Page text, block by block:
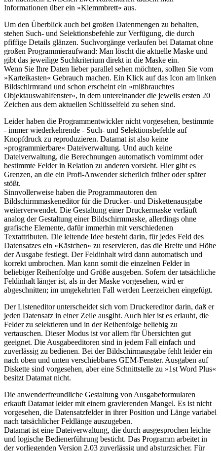
Informationen über ein »Klemmbrett« aus.
Um den Überblick auch bei großen Datenmengen zu behalten,
stehen Such- und Selektionsbefehle zur Verfügung, die durch
pfiffige Details glänzen. Suchvorgänge verlaufen bei Datamat ohne
großen Programmieraufwand: Man löscht die aktuelle Maske und
gibt das jeweilige Suchkriterium direkt in die Maske ein.
Wenn Sie Ihre Daten lieber parallel sehen möchten, sollten Sie vom
»Karteikasten« Gebrauch machen. Ein Klick auf das Icon am linken
Bildschirmrand und schon erscheint ein »mißbrauchtes
Objektauswahlfenster«, in dem untereinander die jeweils ersten 20
Zeichen aus dem aktuellen Schlüsselfeld zu sehen sind.
Leider haben die Programmentwickler nicht vorgesehen, bestimmte
- immer wiederkehrende - Such- und Selektionsbefehle auf
Knopfdruck zu reproduzieren. Datamat ist also keine
»programmierbare« Dateiverwaltung. Und auch keine
Dateiverwaltung, die Berechnungen automatisch vornimmt oder
bestimmte Felder in Relation zu anderen vorsieht. Hier gibt es
Grenzen, an die ein Profi-Anwender sicherlich früher oder später
stößt.
Sinnvollerweise haben die Programmautoren den
Bildschirmmaskeneditor für die Drucker- und Diskettenausgabe
weiterverwendet. Die Gestaltung einer Druckermaske verläuft
analog der Gestaltung einer Bildschirmmaske, allerdings ohne
grafische Elemente, dafür immerhin mit verschiedenen
Textattributen. Die leitende Idee besteht darin, für jedes Feld des
Datensatzes ein »Kästchen« zu reservieren, das die Breite und Höhe
der Ausgabe festlegt. Der Feldinhalt wird dann automatisch und
korrekt umbrochen. Man kann somit die einzelnen Felder in
beliebiger Reihenfolge und Größe ausgeben. Sofern der tatsächliche
Feldinhalt länger ist, als in der Maske vorgesehen, wird er
abgeschnitten; im umgekehrten Fall werden Leerzeichen eingefügt.
Der Listeneditor unterscheidet sich vom Druckereditor darin, daß er
jeden Datensatz in einer Zeile ausgibt. Auch hier ist es erlaubt, die
Felder zu selektieren und in der Reihenfolge beliebig zu
vertauschen. Dieser Modus ist vor allem für Übersichten gut
geeignet. Die Ausgabeeditoren sind in jedem Fall einfach und
zuverlässig zu bedienen. Bei der Bildschirmausgabe fehlt leider ein
nach oben und unten verschiebbares GEM-Fenster. Ausgaben auf
Diskette sind vorgesehen, aber eine Schnittstelle zu »1st Word Plus«
besitzt Datamat nicht.
Die anwenderfreundliche Gestaltung von Ausgabeformularen
erkauft Datamat leider mit einem gravierenden Mangel. Es ist nicht
vorgesehen, die Datensatzfelder in ihrer Position und Länge variabel
nach tatsächlicher Feldlänge auszugeben.
Datamat ist eine Dateiverwaltung, die durch ausgesprochen leichte
und logische Bedienerführung besticht. Das Programm arbeitet in
der vorliegenden Version 2.03 zuverlässig und absturzsicher. Für